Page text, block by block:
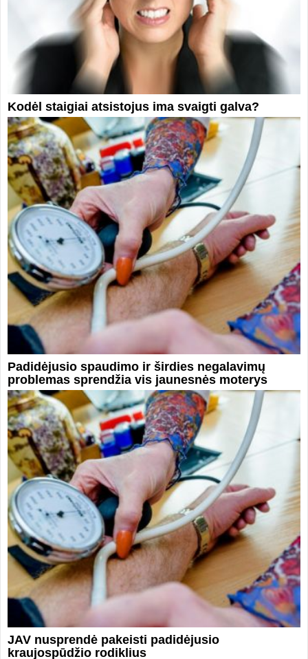
Kodėl staigiai atsistojus ima svaigti galva?
Padidėjusio spaudimo ir širdies negalavimų
problemas sprendžia vis jaunesnės moterys
JAV nusprendė pakeisti padidėjusio
kraujospūdžio rodiklius